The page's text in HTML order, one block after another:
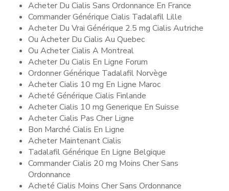
Acheter Du Cialis Sans Ordonnance En France
Commander Générique Cialis Tadalafil Lille
Acheter Du Vrai Générique 2.5 mg Cialis Autriche
Ou Acheter Du Cialis Au Quebec
Ou Acheter Cialis A Montreal
Acheter Du Cialis En Ligne Forum
Ordonner Générique Tadalafil Norvège
Acheter Cialis 10 mg En Ligne Maroc
Acheté Générique Cialis Finlande
Acheter Cialis 10 mg Generique En Suisse
Acheter Cialis Pas Cher Ligne
Bon Marché Cialis En Ligne
Acheter Maintenant Cialis
Tadalafil Générique En Ligne Belgique
Commander Cialis 20 mg Moins Cher Sans
Ordonnance
Acheté Cialis Moins Cher Sans Ordonnance